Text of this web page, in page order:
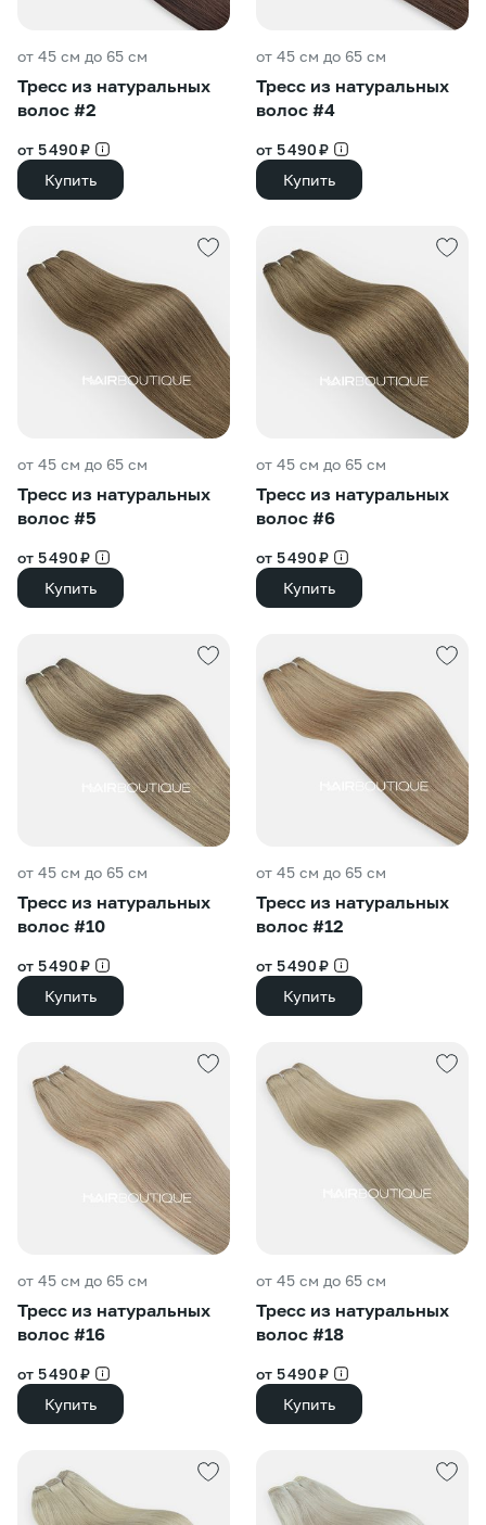
от 45 см до 65 см
Тресс из натуральных
волос #2
от 5 490 ₽
Купить
от 45 см до 65 см
Тресс из натуральных
волос #4
от 5 490 ₽
Купить
от 45 см до 65 см
Тресс из натуральных
волос #5
от 5 490 ₽
Купить
от 45 см до 65 см
Тресс из натуральных
волос #6
от 5 490 ₽
Купить
от 45 см до 65 см
Тресс из натуральных
волос #10
от 5 490 ₽
Купить
от 45 см до 65 см
Тресс из натуральных
волос #12
от 5 490 ₽
Купить
от 45 см до 65 см
Тресс из натуральных
волос #16
от 5 490 ₽
Купить
от 45 см до 65 см
Тресс из натуральных
волос #18
от 5 490 ₽
Купить